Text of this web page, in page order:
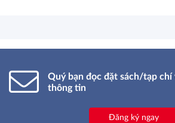
Quý bạn đọc đặt sách/tạp chí
thông tin
Đăng ký ngay